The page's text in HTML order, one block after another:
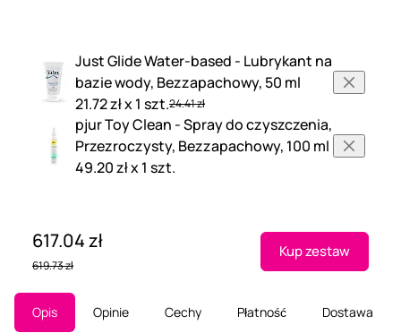
Just Glide Water-based - Lubrykant na
bazie wody, Bezzapachowy, 50 ml
21.72 zł x 1 szt.24.41 zł
pjur Toy Clean - Spray do czyszczenia,
Przezroczysty, Bezzapachowy, 100 ml
49.20 zł x 1 szt.
617.04 zł
619.73 zł
Kup zestaw
Opis Opinie Cechy Płatność Dostawa